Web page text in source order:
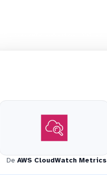
De AWS CloudWatch Metrics